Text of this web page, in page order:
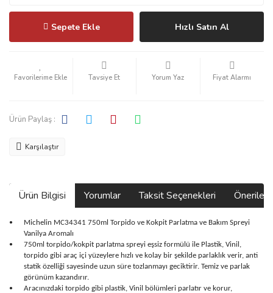
Sepete Ekle Hızlı Satın Al
Tavsiye Et Yorum Yaz Fiyat Alarmı
Ürün Paylaş :
Karşılaştır
Ürün Bilgisi Yorumlar Taksit Seçenekleri
•
Michelin MC34341 750ml Torpido ve Kokpit Parlatma ve Bakım Spreyi
Vanilya Aromalı
•
750ml torpido/kokpit parlatma spreyi eşsiz formülü ile Plastik, Vinil,
torpido gibi araç içi yüzeylere hızlı ve kolay bir şekilde parlaklık verir, anti
statik özelliği sayesinde uzun süre tozlanmayı geciktirir. Temiz ve parlak
görünüm kazandırır.
•
Aracınızdaki torpido gibi plastik, Vinil bölümleri parlatır ve korur,